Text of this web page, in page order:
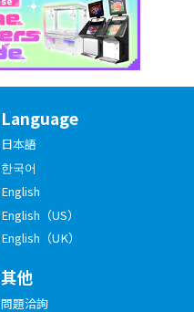
Language
日本語
한국어
English
English（US）
English（UK）
其他
問題洽詢